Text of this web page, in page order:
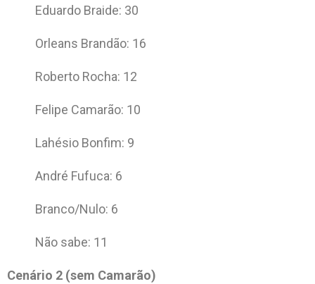
Eduardo Braide: 30
Orleans Brandão: 16
Roberto Rocha: 12
Felipe Camarão: 10
Lahésio Bonfim: 9
André Fufuca: 6
Branco/Nulo: 6
Não sabe: 11
Cenário 2 (sem Camarão)